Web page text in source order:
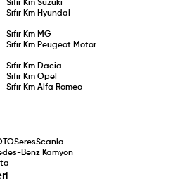
Sıfır Km Suzuki
Sıfır Km Hyundai
Sıfır Km MG
Sıfır Km Peugeot Motor
Sıfır Km Dacia
Sıfır Km Opel
Sıfır Km Alfa Romeo
SeresScania
Benz Kamyon